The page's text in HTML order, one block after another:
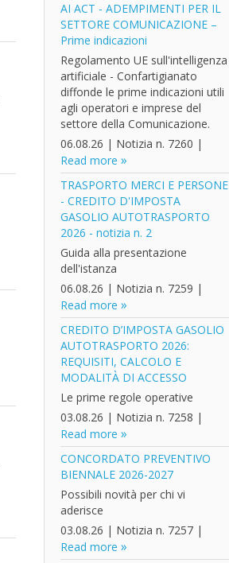
AI ACT - ADEMPIMENTI PER IL
SETTORE COMUNICAZIONE –
Prime indicazioni
Regolamento UE sull'intelligenza
artificiale - Confartigianato
diffonde le prime indicazioni utili
agli operatori e imprese del
settore della Comunicazione.
06.08.26 | Notizia n. 7260 |
Read more
TRASPORTO MERCI E PERSONE
- CREDITO D'IMPOSTA
GASOLIO AUTOTRASPORTO
2026 - notizia n. 2
Guida alla presentazione
dell'istanza
06.08.26 | Notizia n. 7259 |
Read more
CREDITO D’IMPOSTA GASOLIO
AUTOTRASPORTO 2026:
REQUISITI, CALCOLO E
MODALITÀ DI ACCESSO
Le prime regole operative
03.08.26 | Notizia n. 7258 |
Read more
CONCORDATO PREVENTIVO
BIENNALE 2026-2027
Possibili novità per chi vi
aderisce
03.08.26 | Notizia n. 7257|
Read more